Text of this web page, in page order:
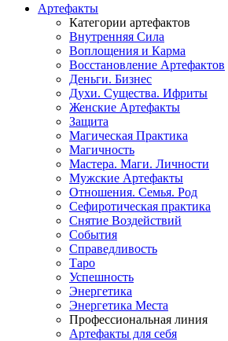
Артефакты
Категории артефактов
Внутренняя Сила
Воплощения и Карма
Восстановление Артефактов
Деньги. Бизнес
Духи. Существа. Ифриты
Женские Артефакты
Защита
Магическая Практика
Магичность
Мастера. Маги. Личности
Мужские Артефакты
Отношения. Семья. Род
Сефиротическая практика
Снятие Воздействий
События
Справедливость
Таро
Успешность
Энергетика
Энергетика Места
Профессиональная линия
Артефакты для себя